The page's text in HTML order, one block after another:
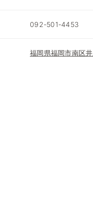
092-501-4453
福岡県福岡市南区